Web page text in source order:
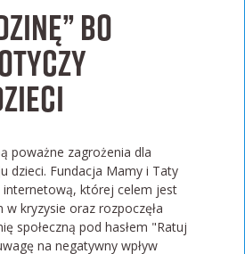
bo
poważne zagrożenia dla
dzieci. Fundacja Mamy i Taty
internetową, której celem jest
kryzysie oraz rozpoczęła
społeczną pod hasłem "Ratuj
na negatywny wpływ